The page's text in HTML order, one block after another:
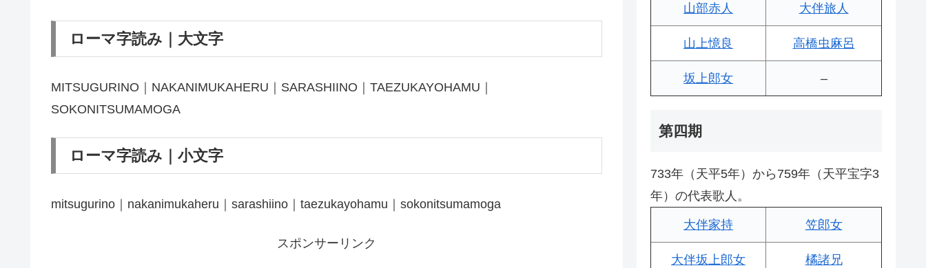
ローマ字読み｜大文字
MITSUGURINO｜NAKANIMUKAHERU｜SARASHIINO｜TAEZUKAYOHAMU｜
SOKONITSUMAMOGA
ローマ字読み｜小文字
mitsugurino｜nakanimukaheru｜sarashiino｜taezukayohamu｜sokonitsumamoga
スポンサーリンク
山部赤人 大伴旅人
山上憶良 高橋虫麻呂
坂上郎女 –
第四期
733年（天平5年）から759年（天平宝字3
年）の代表歌人。
大伴家持 笠郎女
大伴坂上郎女 橘諸兄